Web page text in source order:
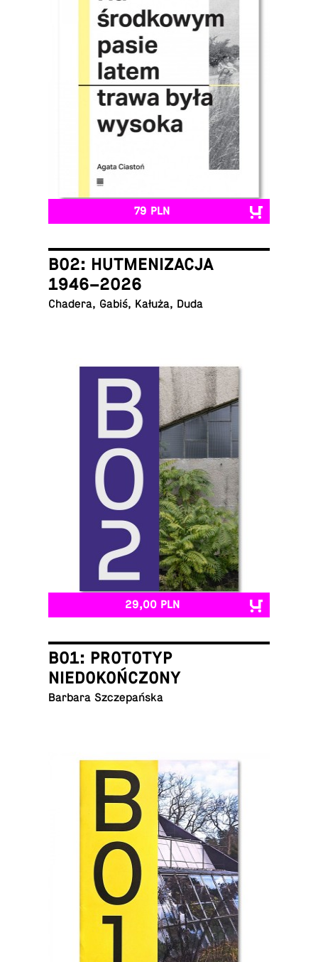
79 PLN
B02: HUTMENIZACJA
1946–2026
Chadera, Gabiś, Kałuża, Duda
29,00 PLN
B01: PROTOTYP
NIEDOKOŃCZONY
Barbara Szczepańska